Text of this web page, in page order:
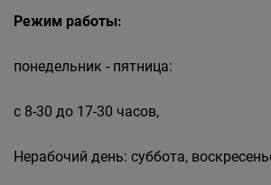
Режим работы:
понедельник - пятница:
с 8-30 до 17-30 часов,
Нерабочий день: суббота,